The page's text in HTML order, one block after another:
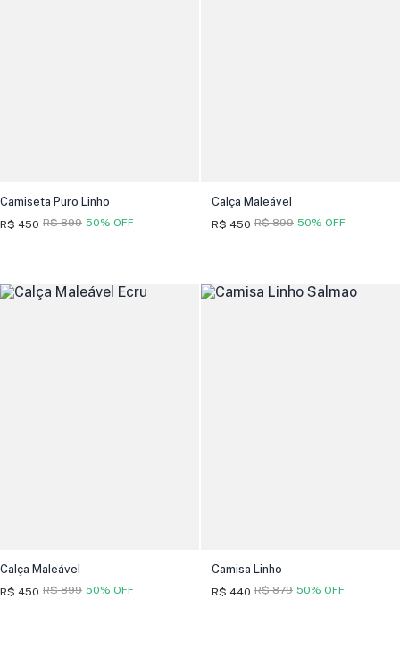
Camiseta Puro Linho
R$ 450 50% OFF
R$ 899
Calça Maleável
R$ 450 50% OFF
R$ 899
Calça Maleável
R$ 450 50% OFF
R$ 899
Camisa Linho
R$ 440 50% OFF
R$ 879